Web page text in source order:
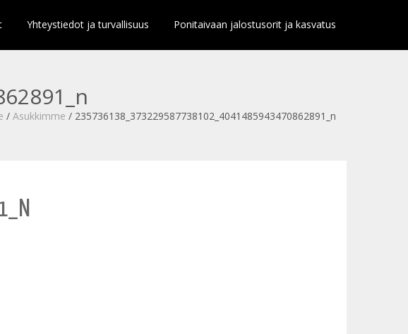
Yhteystiedot ja turvallisuus Ponitaivaan jalostusorit ja kasvatus
/ Asukkimme / 235736138_373229587738102_4041485943470862891_n